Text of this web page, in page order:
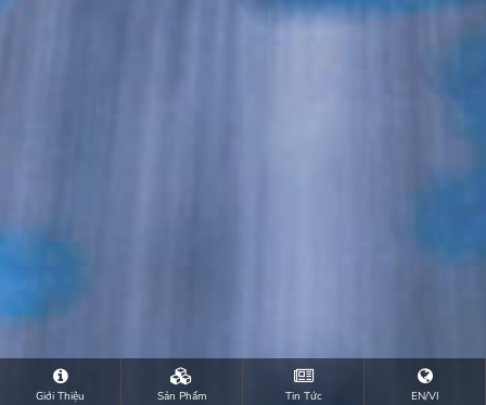
Giới Thiệu Sản Phẩm Tin Tức EN/VI